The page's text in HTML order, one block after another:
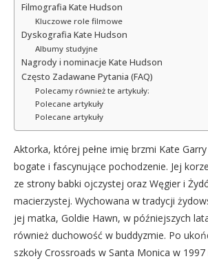
Filmografia Kate Hudson
Kluczowe role filmowe
Dyskografia Kate Hudson
Albumy studyjne
Nagrody i nominacje Kate Hudson
Często Zadawane Pytania (FAQ)
Polecamy również te artykuły:
Polecane artykuły
Polecane artykuły
Aktorka, której pełne imię brzmi Kate
bogate i fascynujące pochodzenie. Jej
ze strony babki ojczystej oraz Węgier i
macierzystej. Wychowana w tradycji
jej matka, Goldie Hawn, w późniejszych
również duchowość w buddyzmie. Po
szkoły Crossroads w Santa Monica w